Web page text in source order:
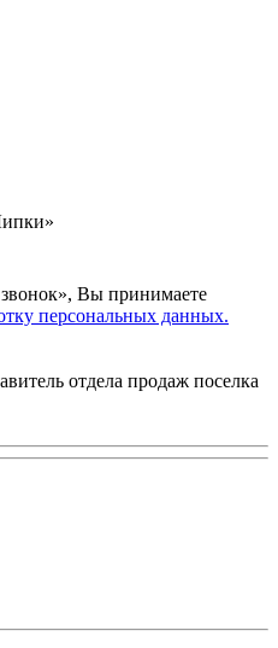
Вы принимаете
персональных данных.
отдела продаж поселка